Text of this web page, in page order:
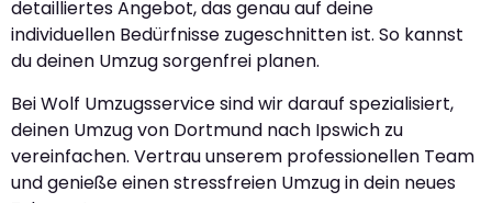
detailliertes Angebot, das genau auf deine
individuellen Bedürfnisse zugeschnitten ist. So kannst
du deinen Umzug sorgenfrei planen.
Bei Wolf Umzugsservice sind wir darauf spezialisiert,
deinen Umzug von Dortmund nach Ipswich zu
vereinfachen. Vertrau unserem professionellen Team
und genieße einen stressfreien Umzug in dein neues